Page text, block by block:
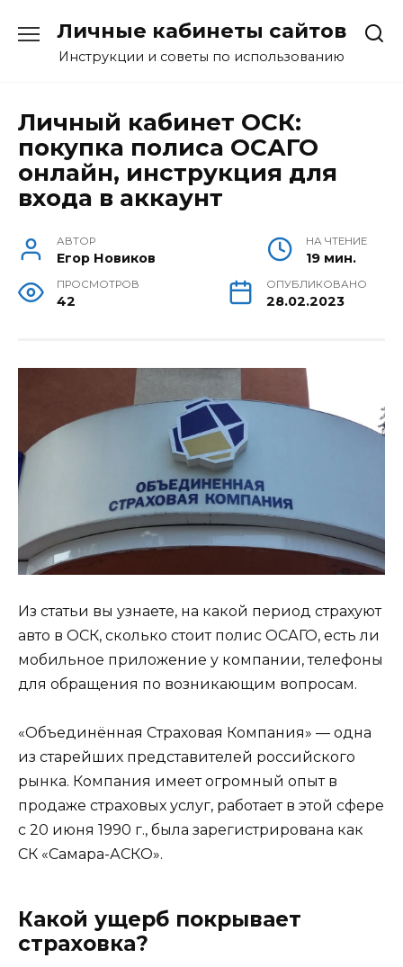
содержанию
Личные кабинеты сайтов
Инструкции и советы по использованию
Личный кабинет ОСК:
покупка полиса ОСАГО
онлайн, инструкция для
входа в аккаунт
АВТОР
Егор Новиков
НА ЧТЕНИЕ
19 мин.
ПРОСМОТРОВ
42
ОПУБЛИКОВАНО
28.02.2023
Из статьи вы узнаете, на какой период страхуют
авто в ОСК, сколько стоит полис ОСАГО, есть ли
мобильное приложение у компании, телефоны
для обращения по возникающим вопросам.
«Объединённая Страховая Компания» — одна
из старейших представителей российского
рынка. Компания имеет огромный опыт в
продаже страховых услуг, работает в этой сфере
с 20 июня 1990 г., была зарегистрирована как
СК «Самара-АСКО».
Какой ущерб покрывает
страховка?